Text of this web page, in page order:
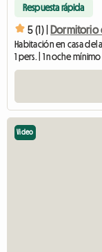
Respuesta rápida
5 (1) |
Habitación en casa del
1 pers. | 1 noche mínimo
Video